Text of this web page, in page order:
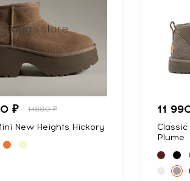
₽ 14880 ₽
New Heights Hickory
11
Plume